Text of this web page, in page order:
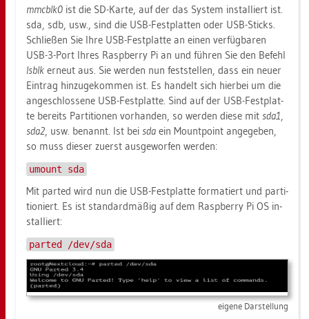
mm­cblk0 ist die SD-Karte, auf der das Sys­tem in­stal­liert ist.
sda, sdb, usw., sind die USB-Fest­plat­ten oder USB-Sticks.
Schlie­ßen Sie Ihre USB-Fest­plat­te an einen ver­füg­ba­ren
USB-3-Port Ihres Raspber­ry Pi an und füh­ren Sie den Be­fehl
lsblk er­neut aus. Sie wer­den nun fest­stel­len, dass ein neuer
Ein­trag hin­zu­ge­kom­men ist. Es han­delt sich hier­bei um die
an­ge­schlos­se­ne USB-Fest­plat­te. Sind auf der USB-Fest­plat­
te be­reits Par­ti­tio­nen vor­han­den, so wer­den diese mit sda1,
sda2, usw. be­nannt. Ist bei sda ein Mount­point an­ge­ge­ben,
so muss die­ser zu­erst aus­ge­wor­fen wer­den:
umount sda
Mit par­ted wird nun die USB-Fest­plat­te for­ma­tiert und par­ti­
tio­niert. Es ist stan­dard­mä­ßig auf dem Raspber­ry Pi OS in­
stal­liert:
parted /dev/sda
ei­ge­ne Dar­stel­lung